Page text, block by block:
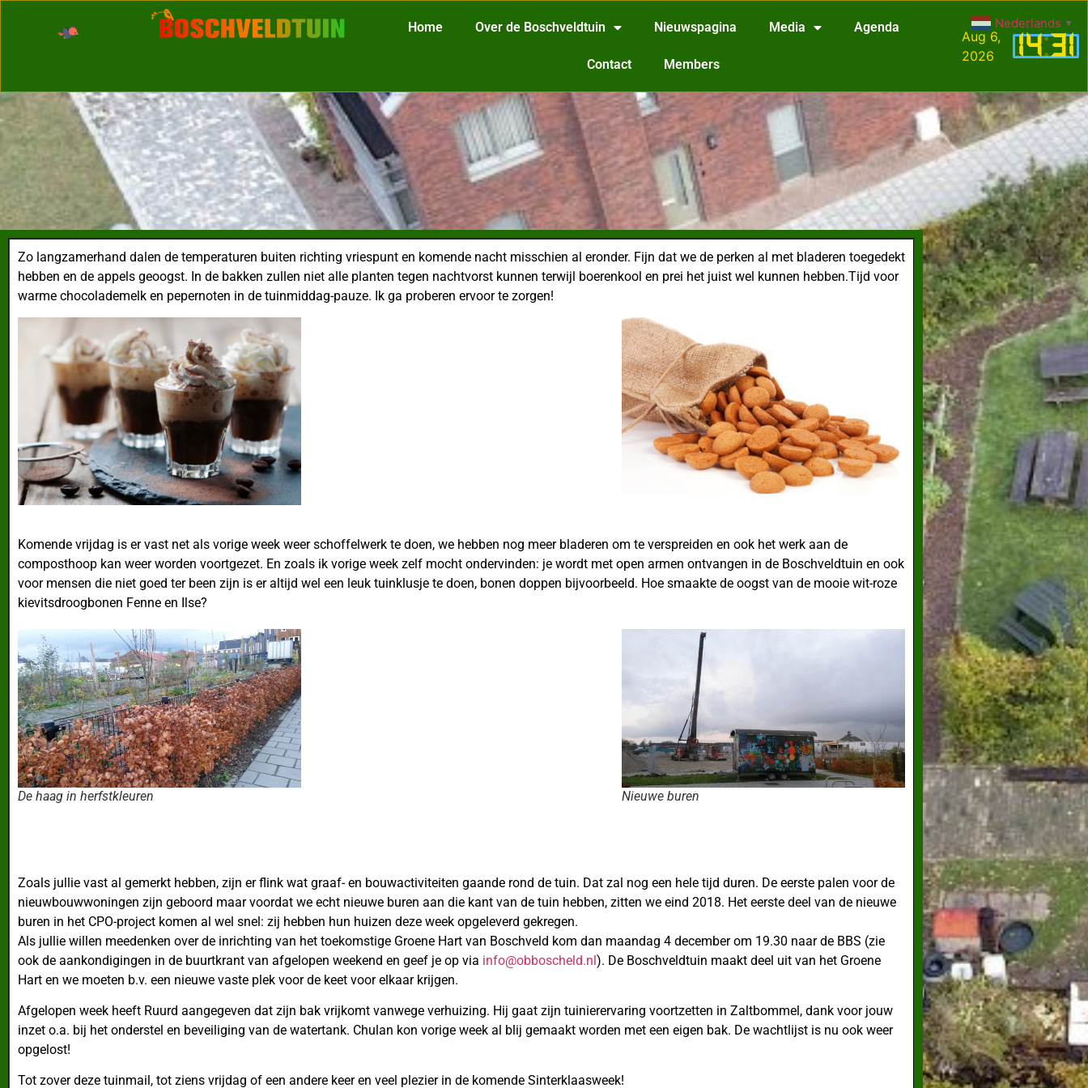
Home Over de Boschveldtuin Nieuwspagina Media Agenda
Contact Members
14:31
Aug 6,
2026
Zo langzamerhand dalen de temperaturen buiten richting vriespunt en komende nacht misschien al eronder. Fijn dat we de perken al met bladeren toegedekt
hebben en de appels geoogst. In de bakken zullen niet alle planten tegen nachtvorst kunnen terwijl boerenkool en prei het juist wel kunnen hebben.Tijd voor
warme chocolademelk en pepernoten in de tuinmiddag-pauze. Ik ga proberen ervoor te zorgen!
Komende vrijdag is er vast net als vorige week weer schoffelwerk te doen, we hebben nog meer bladeren om te verspreiden en ook het werk aan de
composthoop kan weer worden voortgezet. En zoals ik vorige week zelf mocht ondervinden: je wordt met open armen ontvangen in de Boschveldtuin en ook
voor mensen die niet goed ter been zijn is er altijd wel een leuk tuinklusje te doen, bonen doppen bijvoorbeeld. Hoe smaakte de oogst van de mooie wit-roze
kievitsdroogbonen Fenne en Ilse?
De haag in herfstkleuren Nieuwe buren
Zoals jullie vast al gemerkt hebben, zijn er flink wat graaf- en bouwactiviteiten gaande rond de tuin. Dat zal nog een hele tijd duren. De eerste palen voor de
nieuwbouwwoningen zijn geboord maar voordat we echt nieuwe buren aan die kant van de tuin hebben, zitten we eind 2018. Het eerste deel van de nieuwe
buren in het CPO-project komen al wel snel: zij hebben hun huizen deze week opgeleverd gekregen.
Als jullie willen meedenken over de inrichting van het toekomstige Groene Hart van Boschveld kom dan maandag 4 december om 19.30 naar de BBS (zie
ook de aankondigingen in de buurtkrant van afgelopen weekend en geef je op via info@obboscheld.nl). De Boschveldtuin maakt deel uit van het Groene
Hart en we moeten b.v. een nieuwe vaste plek voor de keet voor elkaar krijgen.
Afgelopen week heeft Ruurd aangegeven dat zijn bak vrijkomt vanwege verhuizing. Hij gaat zijn tuinierervaring voortzetten in Zaltbommel, dank voor jouw
inzet o.a. bij het onderstel en beveiliging van de watertank. Chulan kon vorige week al blij gemaakt worden met een eigen bak. De wachtlijst is nu ook weer
opgelost!
Tot zover deze tuinmail, tot ziens vrijdag of een andere keer en veel plezier in de komende Sinterklaasweek!
Nederlands ▼